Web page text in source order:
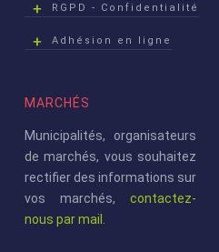
RGPD - Confidentialité
Adhésion en ligne
MARCHÉS
Municipalités, organisateurs
de marchés, vous souhaitez
rectifier des informations sur
vos marchés, contactez-
nous par mail.